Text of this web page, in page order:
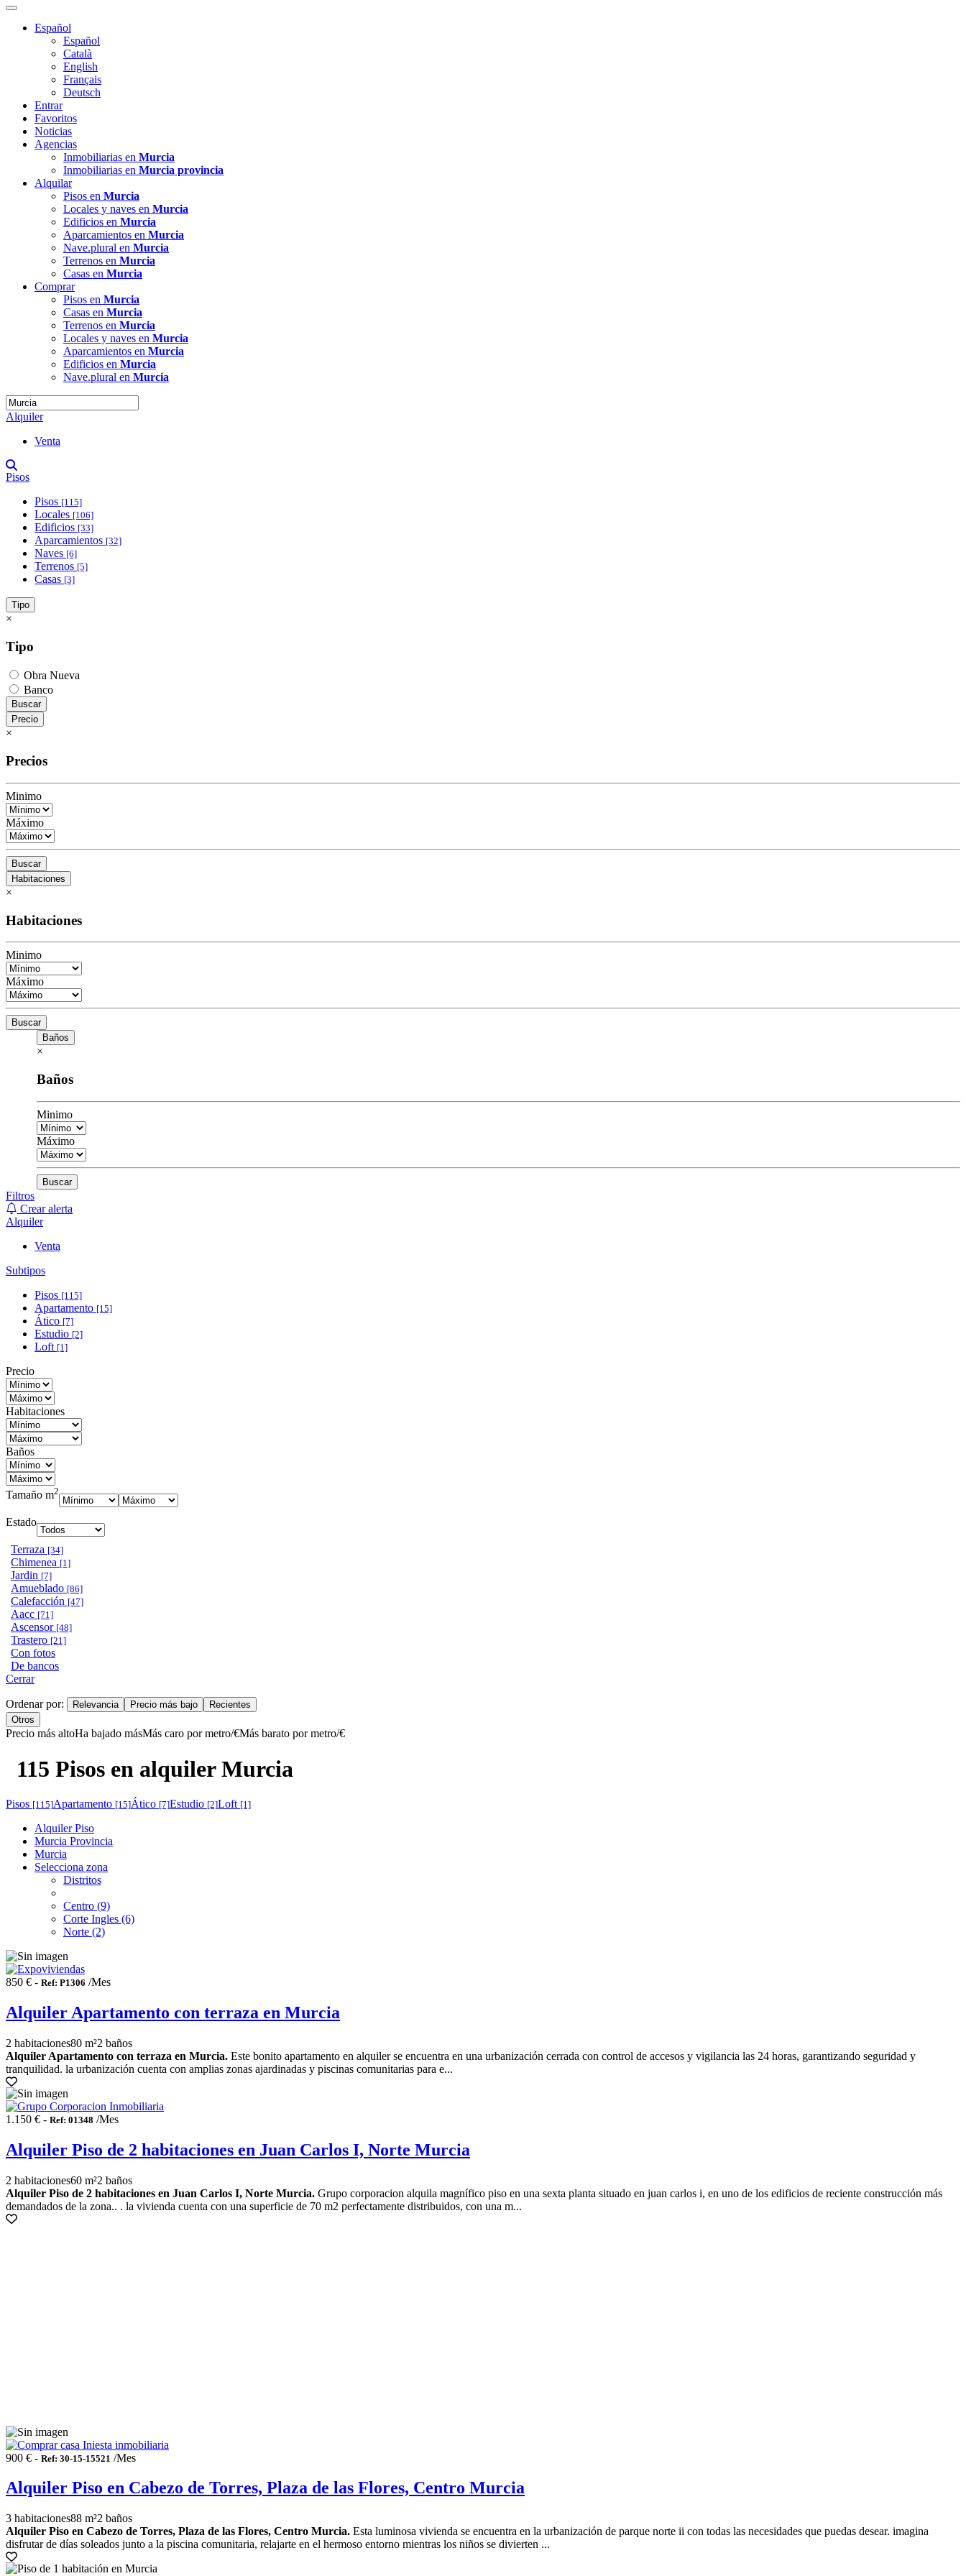
Español
Español
Català
English
Français
Deutsch
Entrar
Favoritos
Noticias
Agencias
Inmobiliarias en Murcia
Inmobiliarias en Murcia provincia
Alquilar
Pisos en Murcia
Locales y naves en Murcia
Edificios en Murcia
Aparcamientos en Murcia
Nave.plural en Murcia
Terrenos en Murcia
Casas en Murcia
Comprar
Pisos en Murcia
Casas en Murcia
Terrenos en Murcia
Locales y naves en Murcia
Aparcamientos en Murcia
Edificios en Murcia
Nave.plural en Murcia
Alquiler
Venta
Pisos
Pisos [115]
Locales [106]
Edificios [33]
Aparcamientos [32]
Naves [6]
Terrenos [5]
Casas [3]
Tipo
×
Tipo
Obra Nueva
Banco
Buscar
Precio
×
Precios
Minimo
Máximo
Buscar
Habitaciones
×
Habitaciones
Minimo
Máximo
Buscar
Baños
×
Baños
Minimo
Máximo
Buscar
Filtros
Crear alerta
Alquiler
Venta
Subtipos
Pisos [115]
Apartamento [15]
Ático [7]
Estudio [2]
Loft [1]
Precio
Habitaciones
Baños
Tamaño m2
Estado
Terraza [34]
Chimenea [1]
Jardin [7]
Amueblado [86]
Calefacción [47]
Aacc [71]
Ascensor [48]
Trastero [21]
Con fotos
De bancos
Cerrar
Ordenar por: Relevancia Precio más bajo
Recientes
Otros
Precio más altoHa bajado másMás caro por metro/€Más barato por metro/€
115 Pisos en alquiler Murcia
Pisos [115]Apartamento [15]Ático [7]Estudio [2]Loft [1]
Alquiler Piso
Murcia Provincia
Murcia
Selecciona zona
Distritos
Centro (9)
Corte Ingles (6)
Norte (2)
850 € - Ref: P1306 /Mes
Alquiler Apartamento con terraza en Murcia
2 habitaciones80 m²2 baños
Alquiler Apartamento con terraza en Murcia. Este bonito apartamento en alquiler se encuentra en una urbanización cerrada con control de accesos y vigilancia las 24 horas, garantizando seguridad y
tranquilidad. la urbanización cuenta con amplias zonas ajardinadas y piscinas comunitarias para e...
1.150 € - Ref: 01348 /Mes
Alquiler Piso de 2 habitaciones en Juan Carlos I, Norte Murcia
2 habitaciones60 m²2 baños
Alquiler Piso de 2 habitaciones en Juan Carlos I, Norte Murcia. Grupo corporacion alquila magnífico piso en una sexta planta situado en juan carlos i, en uno de los edificios de reciente construcción más
demandados de la zona.. . la vivienda cuenta con una superficie de 70 m2 perfectamente distribuidos, con una m...
900 € - Ref: 30-15-15521 /Mes
Alquiler Piso en Cabezo de Torres, Plaza de las Flores, Centro Murcia
3 habitaciones88 m²2 baños
Alquiler Piso en Cabezo de Torres, Plaza de las Flores, Centro Murcia. Esta luminosa vivienda se encuentra en la urbanización de parque norte ii con todas las necesidades que puedas desear. imagina
disfrutar de días soleados junto a la piscina comunitaria, relajarte en el hermoso entorno mientras los niños se divierten ...